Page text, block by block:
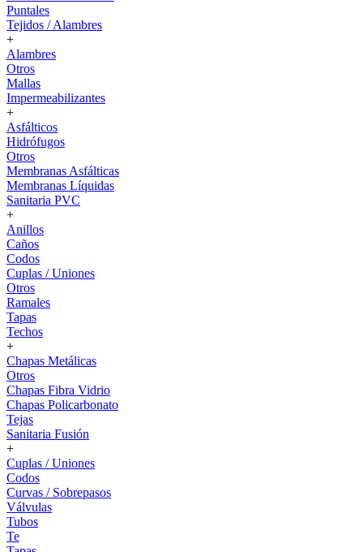
Puntales
Tejidos / Alambres
+
Alambres
Otros
Mallas
Impermeabilizantes
+
Asfálticos
Hidrófugos
Otros
Membranas Asfálticas
Membranas Líquidas
Sanitaria PVC
+
Anillos
Caños
Codos
Cuplas / Uniones
Otros
Ramales
Tapas
Techos
+
Chapas Metálicas
Otros
Chapas Fibra Vidrio
Chapas Policarbonato
Tejas
Sanitaria Fusión
+
Cuplas / Uniones
Codos
Curvas / Sobrepasos
Válvulas
Tubos
Te